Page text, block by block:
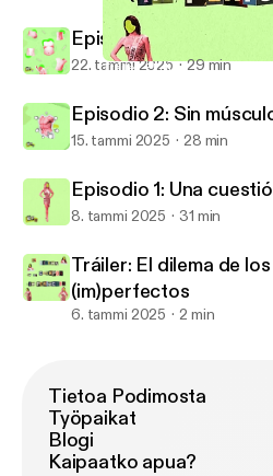
Tráiler: El dilema de los
Episodio 3: Diseña tu
22. tammi 2025 29 min
Episodio 2: Sin
15. tammi 2025 28 min
Episodio 1: Una
8. tammi 2025 31 min
Tráiler: El dilema de
(im)perfectos
6. tammi 2025 2 min
Tietoa Podimosta
Työpaikat
Blogi
Kaipaatko apua?